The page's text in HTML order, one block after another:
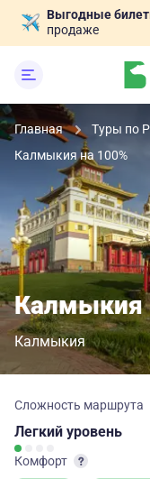
Выгодные
продаже
Главная Туры по
Калмыкия на 100%
Калмыкия
Калмыкия
Сложность маршрута
Легкий уровень
Комфорт